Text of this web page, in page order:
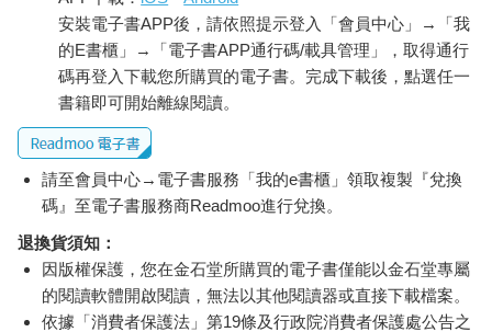
眼神看著我。
拋棄母親後，我第一次和心裡的那個女孩相遇。這對活在人生後
半段的我來說，無異於與過去的自己重逢。
寫下母親的所作所為時，我無疑是極度痛苦的，但這也是我拋棄
母親後所得到最大的禮物。因為這是我珍視自己的第一步，是我
為自己而活的第一步。我終於和我內心的女孩重逢，這意味著我
走上了自己的人生道路，雖然步履蹣跚，但這是我踏踏實實走出
的一步。
這就是我拋棄母親一段時間後的感悟。
安裝電子書APP後，請依照提示登入「會員中心」→「我
的E書櫃」→「電子書APP通行碼/載具管理」，取得通行
碼再登入下載您所購買的電子書。完成下載後，點選任一
書籍即可開始離線閱讀。
請至會員中心→電子書服務「我的e書櫃」領取複製『兌換
碼』至電子書服務商Readmoo進行兌換。
退換貨須知：
因版權保護，您在金石堂所購買的電子書僅能以金石堂專屬
的閱讀軟體開啟閱讀，無法以其他閱讀器或直接下載檔案。
依據「消費者保護法」第19條及行政院消費者保護處公告之